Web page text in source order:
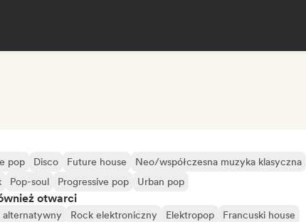
pop Disco Future house
Neo/współczesna muzyka klasyczna
Pop-soul Progressive pop Urban pop
otwarci
alternatywny Rock elektroniczny Elektropop
Francuski house